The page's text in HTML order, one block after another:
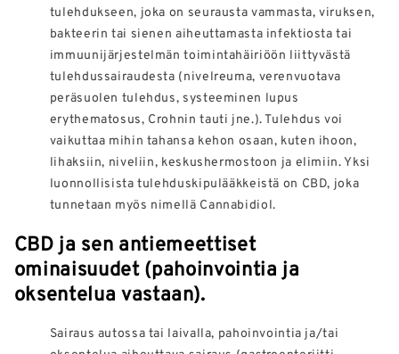
tulehdukseen, joka on seurausta vammasta, viruksen,
bakteerin tai sienen aiheuttamasta infektiosta tai
immuunijärjestelmän toimintahäiriöön liittyvästä
tulehdussairaudesta (nivelreuma, verenvuotava
peräsuolen tulehdus, systeeminen lupus
erythematosus, Crohnin tauti jne.). Tulehdus voi
vaikuttaa mihin tahansa kehon osaan, kuten ihoon,
lihaksiin, niveliin, keskushermostoon ja elimiin. Yksi
luonnollisista tulehduskipulääkkeistä on CBD, joka
tunnetaan myös nimellä Cannabidiol.
CBD ja sen antiemeettiset
ominaisuudet (pahoinvointia ja
oksentelua vastaan).
Sairaus autossa tai laivalla, pahoinvointia ja/tai